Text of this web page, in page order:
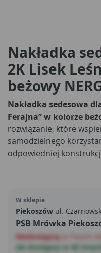
Nakładka
2K Lisek
beżowy
Nakładka sedesowa
Ferajna” w kolorze
rozwiązanie, które
samodzielnego
odpowiedniej
nakładka zamienia
wygodne i bezpieczne
każdej łazienki,
przytulny klimat.
W sklepie
Piekoszów ul.
PSB Mrówka
Niedostępny
ale dostępny w 48